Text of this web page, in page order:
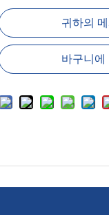
귀하의 메
바구니에